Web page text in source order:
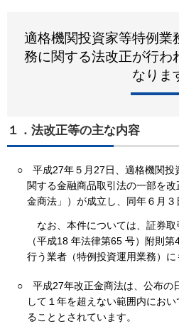
適格機関投資家等特例業
務に関する法改正が行わ
なりま
１．法改正等の主な内容
○
平成27年５月27日、適格機関投
関する金融商品取引法の一部を
金商法」）が成立し、同年６月３
なお、本件については、証券
（平成18 年法律第65 号）附則
行う業者（特例投資運用業務）に
○
平成27年改正金商法は、公布の
して１年を超えない範囲内にお
ることとされています。